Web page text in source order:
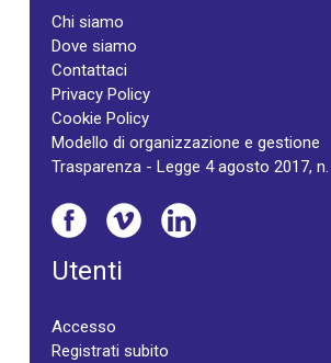
Chi siamo
Dove siamo
Contattaci
Privacy Policy
Cookie Policy
Modello di organizzazione e gestione
Trasparenza - Legge 4 agosto 2017,
Utenti
Accesso
Registrati subito